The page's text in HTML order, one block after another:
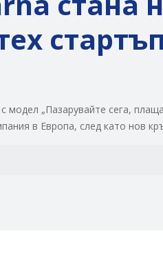
модел „Пазарувайте сега,
в Европа, след като нов